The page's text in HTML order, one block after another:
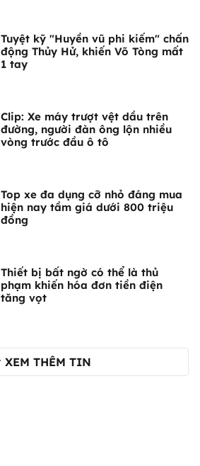
Tuyệt kỹ "Huyền vũ phi kiếm" chấn
động Thủy Hử, khiến Võ Tòng mất
1 tay
Clip: Xe máy trượt vệt dầu trên
đường, người đàn ông lộn nhiều
vòng trước đầu ô tô
Top xe đa dụng cỡ nhỏ đáng mua
hiện nay tầm giá dưới 800 triệu
đồng
Thiết bị bất ngờ có thể là thủ
phạm khiến hóa đơn tiền điện
tăng vọt
XEM THÊM TIN